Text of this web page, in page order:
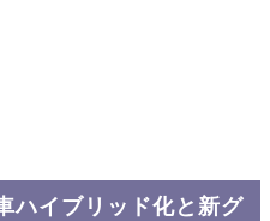
ハイブリッド化と新グ